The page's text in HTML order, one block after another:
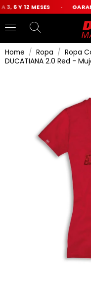
6 Y 12 MESES
Home Ropa Ropa
DUCATIANA 2.0 Red -